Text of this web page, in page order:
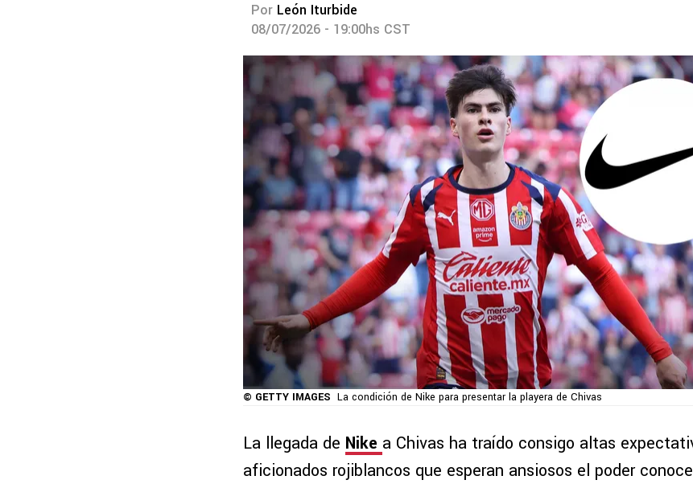
Por León Iturbide
08/07/2026 - 19:00hs CST
© GETTY IMAGES La condición de Nike para presentar la playera de Chivas
La llegada de Nike a Chivas ha traído consigo altas
aficionados rojiblancos que esperan ansiosos el poder